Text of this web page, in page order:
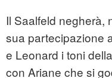
Il Saalfeld negherà,
sua partecipazione
e Leonard i toni
con Ariane che si